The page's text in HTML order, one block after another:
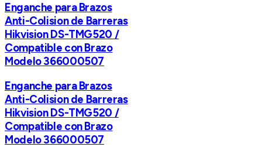
Enganche para Brazos
Anti-Colision de Barreras
Hikvision DS-TMG520 /
Compatible con Brazo
Modelo 366000507
Enganche para Brazos
Anti-Colision de Barreras
Hikvision DS-TMG520 /
Compatible con Brazo
Modelo 366000507